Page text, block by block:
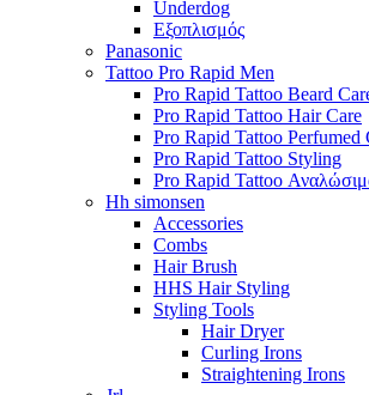
Underdog
Εξοπλισμός
Panasonic
Tattoo Pro Rapid Men
Pro Rapid Tattoo Beard
Pro Rapid Tattoo Hair Care
Pro Rapid Tattoo Perfumed
Pro Rapid Tattoo Styling
Pro Rapid Tattoo
Hh simonsen
Accessories
Combs
Hair Brush
HHS Hair Styling
Styling Tools
Hair Dryer
Curling Irons
Straightening Irons